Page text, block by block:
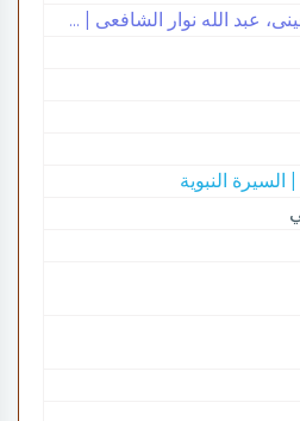
عبد الله نوار الشافعى | ...